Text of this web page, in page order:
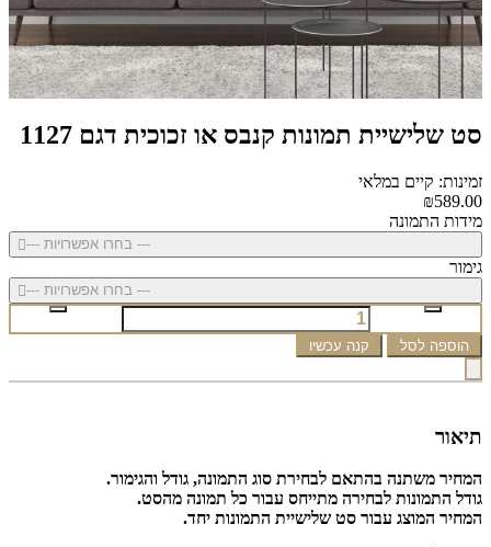
סט שלישיית תמונות קנבס או זכוכית דגם 1127
זמינות: קיים במלאי
₪589.00
מידות התמונה
--- בחרו אפשרויות ---
גימור
--- בחרו אפשרויות ---
הוספה לסל קנה עכשיו
תיאור
המחיר משתנה בהתאם לבחירת סוג התמונה, גודל והגימור.
גודל התמונות לבחירה מתייחס עבור כל תמונה מהסט.
המחיר המוצג עבור סט שלישיית התמונות יחד.